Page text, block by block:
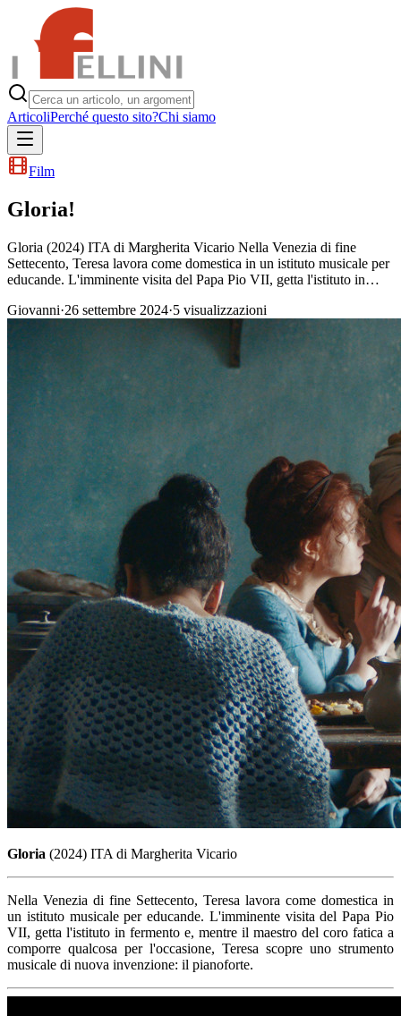
ArticoliPerché questo sito?Chi siamo
Film
Gloria!
Gloria (2024) ITA di Margherita Vicario Nella Venezia di fine
Settecento, Teresa lavora come domestica in un istituto musicale per
educande. L'imminente visita del Papa Pio VII, getta l'istituto in…
Giovanni·26 settembre 2024·5 visualizzazioni
Gloria (2024) ITA di Margherita Vicario
Nella Venezia di fine Settecento, Teresa lavora come domestica in
un istituto musicale per educande. L'imminente visita del Papa Pio
VII, getta l'istituto in fermento e, mentre il maestro del coro fatica a
comporre qualcosa per l'occasione, Teresa scopre uno strumento
musicale di nuova invenzione: il pianoforte.